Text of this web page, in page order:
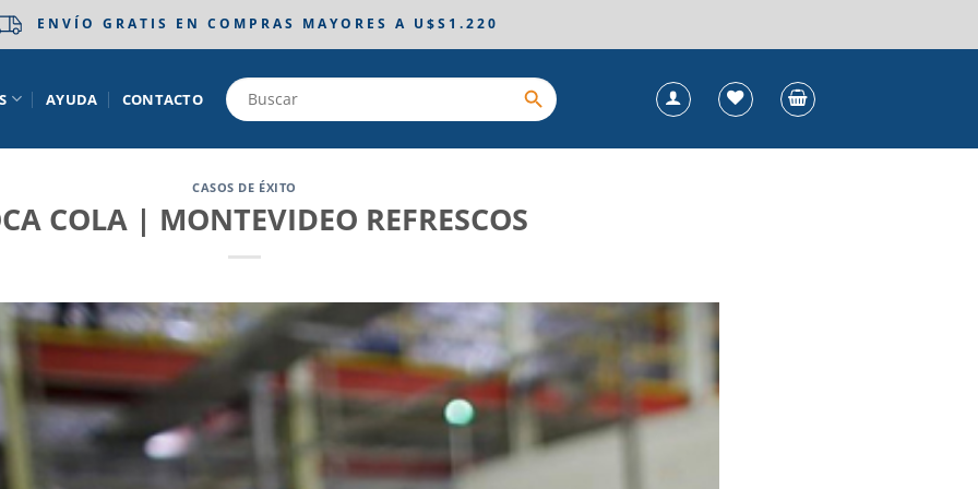
ENVÍO GRATIS EN COMPRAS MAYORES A U$S1.220
AYUDA CONTACTO
CASOS DE ÉXITO
COLA | MONTEVIDEO REFRESCOS